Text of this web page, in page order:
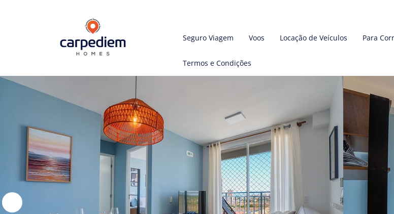
Seguro Viagem Voos Locação de Veículos Para
Termos e Condições